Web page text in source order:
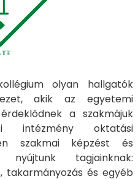
olyan hallgatók
akik az egyetemi
a szakmájuk
intézmény oktatási
szakmai képzést és
nyújtunk tagjainknak:
takarmányozás és egyéb